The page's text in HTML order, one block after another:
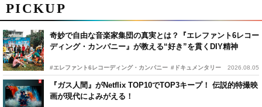
PICKUP
奇妙で自由な音楽家集団の真実とは？『エレファント6レコー
ディング・カンパニー』が教える“好き”を貫くDIY精神
#エレファント6レコーディング・カンパニー #ドキュメンタリー 2026.08.05
『ガス人間』がNetflix TOP10でTOP3キープ！ 伝説的特撮映
画が現代によみがえる！